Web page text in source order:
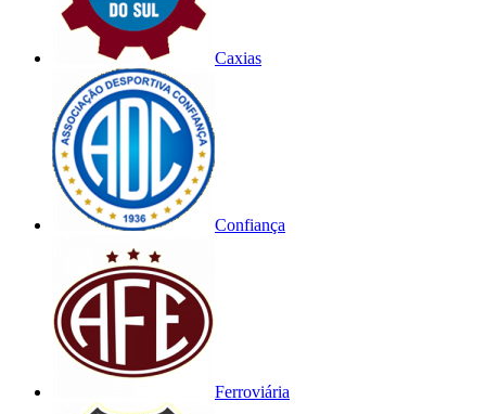
Caxias
Confiança
Ferroviária